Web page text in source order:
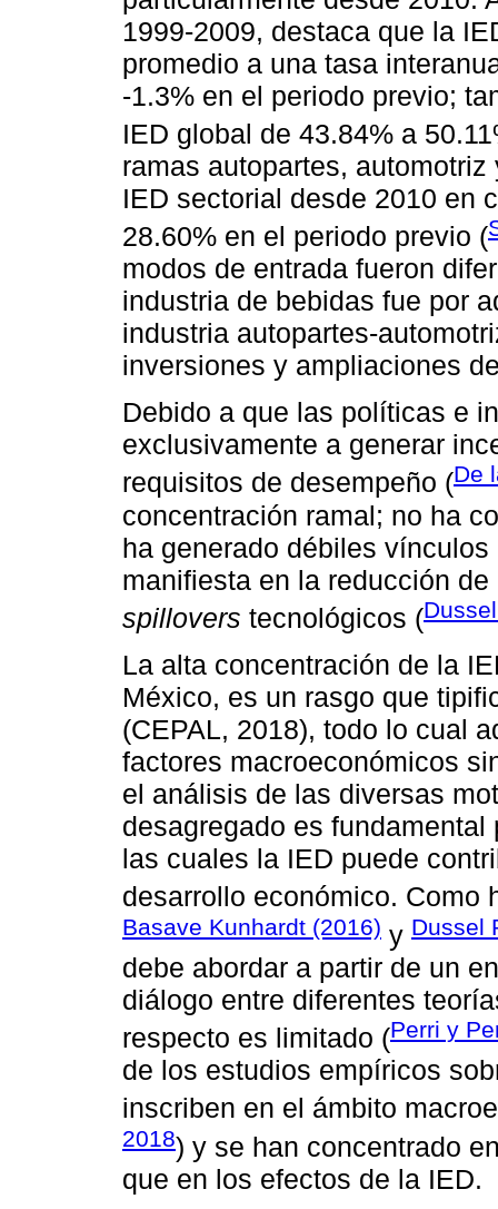
1999-2009, destaca que la
promedio a una tasa
-1.3% en el periodo previo;
IED global de 43.84% a
ramas autopartes,
IED sectorial desde 2010 en
28.60% en el periodo previo (
modos de entrada fueron
industria de bebidas fue por
industria autopartes-
inversiones y ampliaciones
Debido a que las políticas e
exclusivamente a generar
requisitos de desempeño (De
concentración ramal; no ha
ha generado débiles
manifiesta en la reducción
spillovers tecnológicos (
La alta concentración de la
México, es un rasgo que
(CEPAL, 2018), todo lo cual
factores macroeconómicos
el análisis de las diversas
desagregado es
las cuales la IED puede
desarrollo económico. Como
Basave Kunhardt (2016) y Dussel
debe abordar a partir de un
diálogo entre diferentes
respecto es limitado (Perri y
de los estudios empíricos
inscriben en el ámbito
2018) y se han concentrado
que en los efectos de la IED.